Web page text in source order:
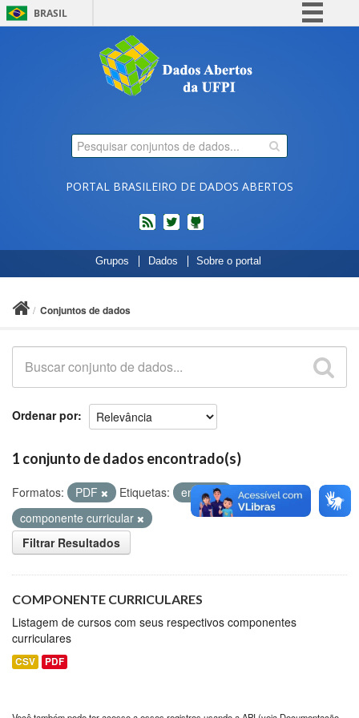
BRASIL
Comunica BR
Participe
Legislação
PORTAL BRASILEIRO DE DADOS ABERTOS
feed twitterCódigos
fonte
de
no
Grupos Dados Sobre o portal
Conjuntos de dados
Ordenar por
1 conjunto de dados encontrado(s)
Formatos: PDF Etiquetas:
ensino
componente curricular
Filtrar Resultados
COMPONENTE CURRICULARES
Listagem de cursos com seus respectivos componentes
curriculares
CSV PDF